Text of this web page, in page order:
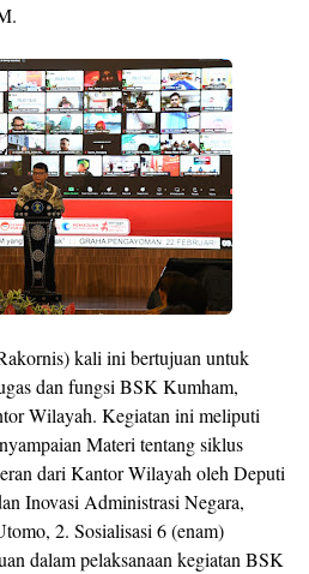
kali ini bertujuan untuk
dan fungsi BSK Kumham,
Wilayah. Kegiatan ini meliputi
Materi tentang siklus
dari Kantor Wilayah oleh Deputi
Inovasi Administrasi Negara,
2. Sosialisasi 6 (enam)
dalam pelaksanaan kegiatan BSK